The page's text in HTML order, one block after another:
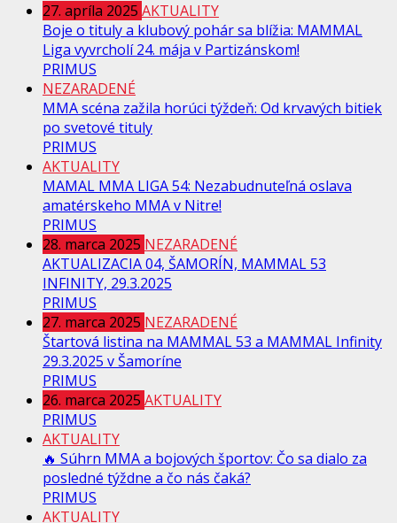
27. apríla 2025 AKTUALITY
Boje o tituly a klubový pohár sa blížia: MAMMAL
Liga vyvrcholí 24. mája v Partizánskom!
PRIMUS
NEZARADENÉ
MMA scéna zažila horúci týždeň: Od krvavých bitiek
po svetové tituly
PRIMUS
AKTUALITY
MAMAL MMA LIGA 54: Nezabudnuteľná oslava
amatérskeho MMA v Nitre!
PRIMUS
28. marca 2025 NEZARADENÉ
AKTUALIZACIA 04, ŠAMORÍN, MAMMAL 53
INFINITY, 29.3.2025
PRIMUS
27. marca 2025 NEZARADENÉ
Štartová listina na MAMMAL 53 a MAMMAL Infinity
29.3.2025 v Šamoríne
PRIMUS
26. marca 2025 AKTUALITY
PRIMUS
AKTUALITY
🔥 Súhrn MMA a bojových športov: Čo sa dialo za
posledné týždne a čo nás čaká?
PRIMUS
AKTUALITY